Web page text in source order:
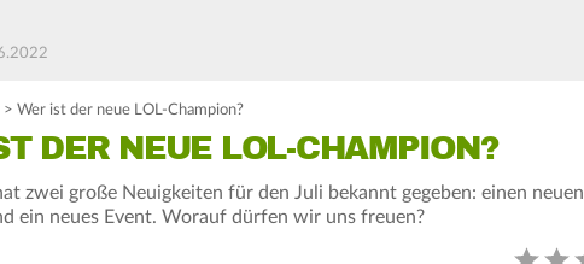
> Wer ist der neue LOL-Champion?
DER NEUE LOL-CHAMPION?
zwei große Neuigkeiten für den Juli bekannt gegeben: einen neuen
ein neues Event. Worauf dürfen wir uns freuen?